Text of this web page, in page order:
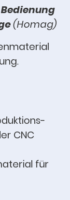
(Homag)
CNC
für